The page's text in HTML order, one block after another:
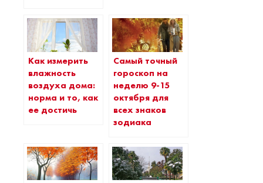
Как измерить
влажность
воздуха дома:
норма и то, как
ее достичь
Самый точный
гороскоп на
неделю 9-15
октября для
всех знаков
зодиака